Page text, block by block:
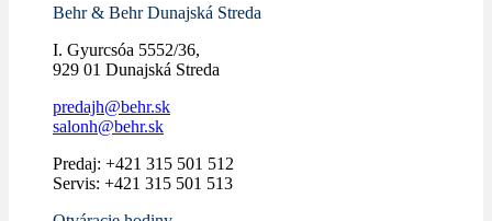
Behr & Behr Dunajská Streda
I. Gyurcsóa 5552/36,
929 01 Dunajská Streda
predajh@behr.sk
salonh@behr.sk
Predaj: +421 315 501 512
Servis: +421 315 501 513